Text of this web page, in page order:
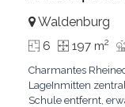
Waldenburg
6 197 m2
Charmantes
LageInmitten
Schule entfernt,